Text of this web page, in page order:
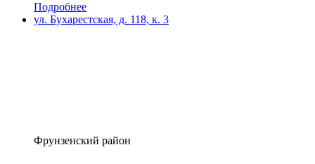
Подробнее
ул. Бухарестская, д. 118, к. 3
Фрунзенский район